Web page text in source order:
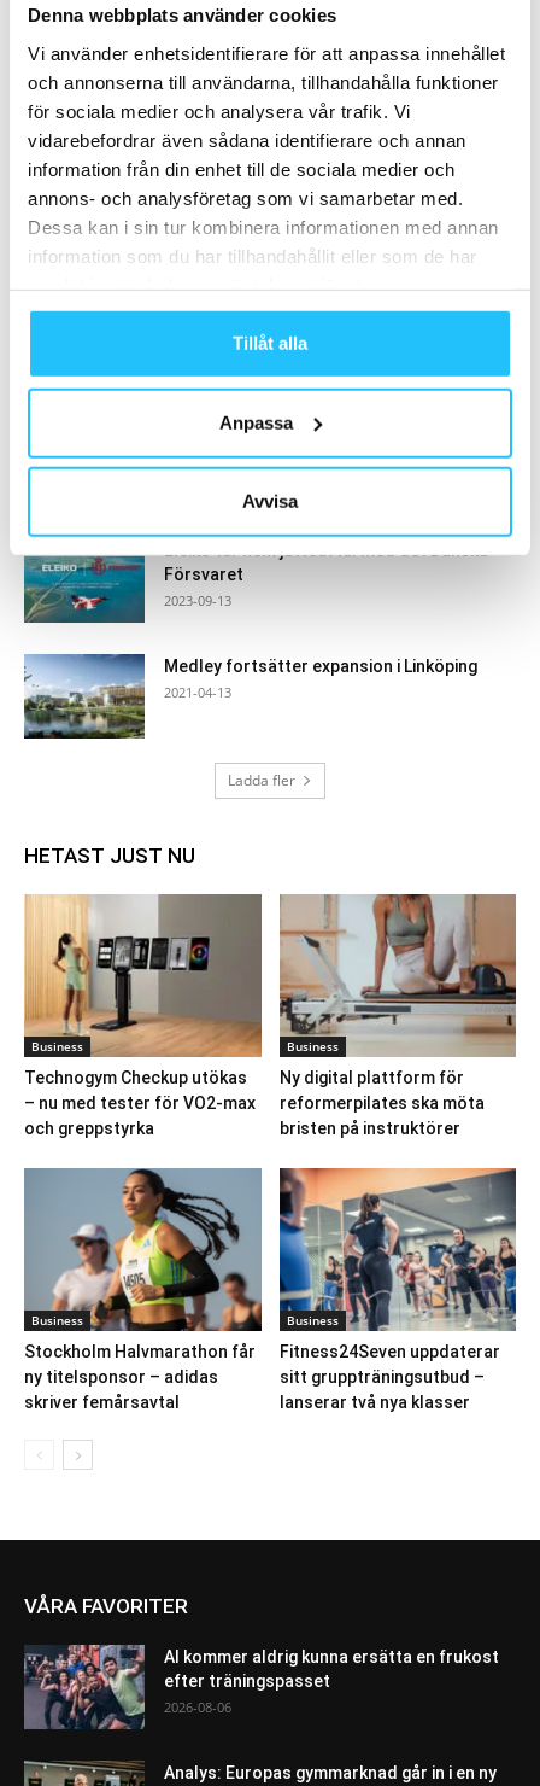
Denna webbplats använder cookies
Vi använder enhetsidentifierare för att anpassa innehållet
och annonserna till användarna, tillhandahålla funktioner
för sociala medier och analysera vår trafik. Vi
vidarebefordrar även sådana identifierare och annan
information från din enhet till de sociala medier och
annons- och analysföretag som vi samarbetar med.
Dessa kan i sin tur kombinera informationen med annan
information som du har tillhandahållit eller som de har
Tillåt alla
Anpassa
Avvisa
Samarbete
- Annons -
MEST POPULÄRA
handavläsning för medlemsincheckning
Bildextra: Les Mills Management Day 2023
2023-09-12
Försvaret
2023-09-13
Medley fortsätter expansion i Linköping
2021-04-13
Ladda fler
HETAST JUST NU
Business
Technogym Checkup utökas
– nu med tester för VO2-max
och greppstyrka
Business
Ny digital plattform för
reformerpilates ska möta
bristen på instruktörer
Business
Stockholm Halvmarathon får
ny titelsponsor – adidas
skriver femårsavtal
Business
Fitness24Seven uppdaterar
sitt gruppträningsutbud –
lanserar två nya klasser
VÅRA FAVORITER
AI kommer aldrig kunna ersätta en frukost
efter träningspasset
2026-08-06
Analys: Europas gymmarknad går in i en ny